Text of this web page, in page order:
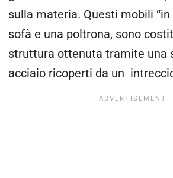
sulla materia. Questi mobili “in
sofà e una poltrona, sono
struttura ottenuta tramite una
acciaio ricoperti da un